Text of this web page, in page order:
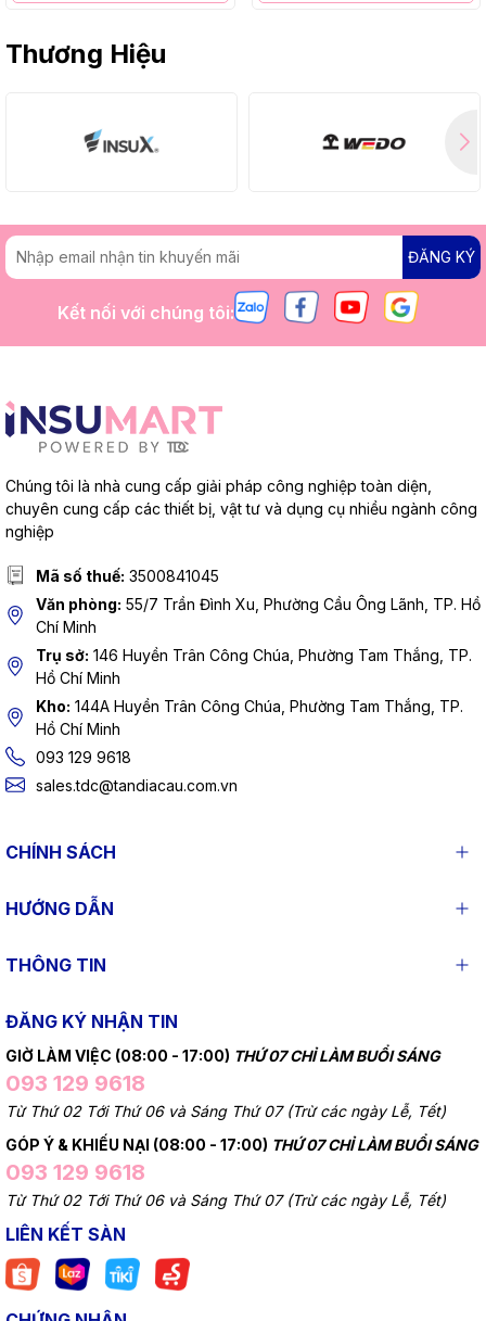
Thương Hiệu
ĐĂNG KÝ
Kết nối với chúng tôi:
Chúng tôi là nhà cung cấp giải pháp công nghiệp toàn diện,
chuyên cung cấp các thiết bị, vật tư và dụng cụ nhiều ngành công
nghiệp
Mã số thuế: 3500841045
Văn phòng: 55/7 Trần Đình Xu, Phường Cầu Ông Lãnh, TP. Hồ
Chí Minh
Trụ sở: 146 Huyền Trân Công Chúa, Phường Tam Thắng, TP.
Hồ Chí Minh
Kho: 144A Huyền Trân Công Chúa, Phường Tam Thắng, TP.
Hồ Chí Minh
093 129 9618
sales.tdc@tandiacau.com.vn
CHÍNH SÁCH
HƯỚNG DẪN
THÔNG TIN
ĐĂNG KÝ NHẬN TIN
GIỜ LÀM VIỆC (08:00 - 17:00) THỨ 07 CHỈ LÀM BUỔI SÁNG
093 129 9618
Từ Thứ 02 Tới Thứ 06 và Sáng Thứ 07 (Trừ các ngày Lễ, Tết)
GÓP Ý & KHIẾU NẠI (08:00 - 17:00) THỨ 07 CHỈ LÀM BUỔI SÁNG
093 129 9618
Từ Thứ 02 Tới Thứ 06 và Sáng Thứ 07 (Trừ các ngày Lễ, Tết)
LIÊN KẾT SÀN